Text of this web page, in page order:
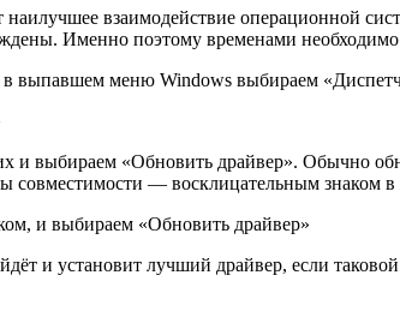
взаимодействие операционной
Именно поэтому временами
выпавшем меню Windows выбираем
и выбираем «Обновить драйвер». Обычно
— восклицательным знаком в
и выбираем «Обновить драйвер»
и установит лучший драйвер, если таковой